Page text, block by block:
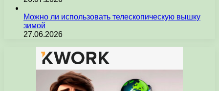
Можно ли использовать телескопическую вышку
зимой
27.06.2026